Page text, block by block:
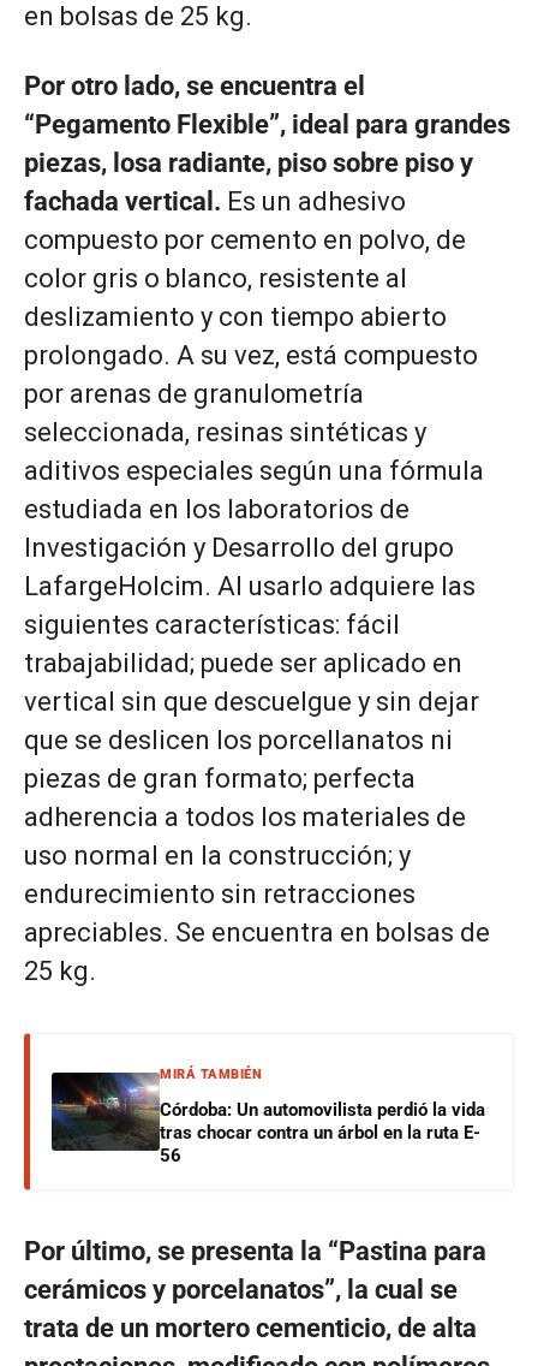
en bolsas de 25 kg.
Por otro lado, se encuentra el
“Pegamento Flexible”, ideal para grandes
piezas, losa radiante, piso sobre piso y
fachada vertical. Es un adhesivo
compuesto por cemento en polvo, de
color gris o blanco, resistente al
deslizamiento y con tiempo abierto
prolongado. A su vez, está compuesto
por arenas de granulometría
seleccionada, resinas sintéticas y
aditivos especiales según una fórmula
estudiada en los laboratorios de
Investigación y Desarrollo del grupo
LafargeHolcim. Al usarlo adquiere las
siguientes características: fácil
trabajabilidad; puede ser aplicado en
vertical sin que descuelgue y sin dejar
que se deslicen los porcellanatos ni
piezas de gran formato; perfecta
adherencia a todos los materiales de
uso normal en la construcción; y
endurecimiento sin retracciones
apreciables. Se encuentra en bolsas de
25 kg.
MIRÁ TAMBIÉN
Córdoba: Un automovilista perdió la vida
tras chocar contra un árbol en la ruta E-
56
Por último, se presenta la “Pastina para
cerámicos y porcelanatos”, la cual se
trata de un mortero cementicio, de alta